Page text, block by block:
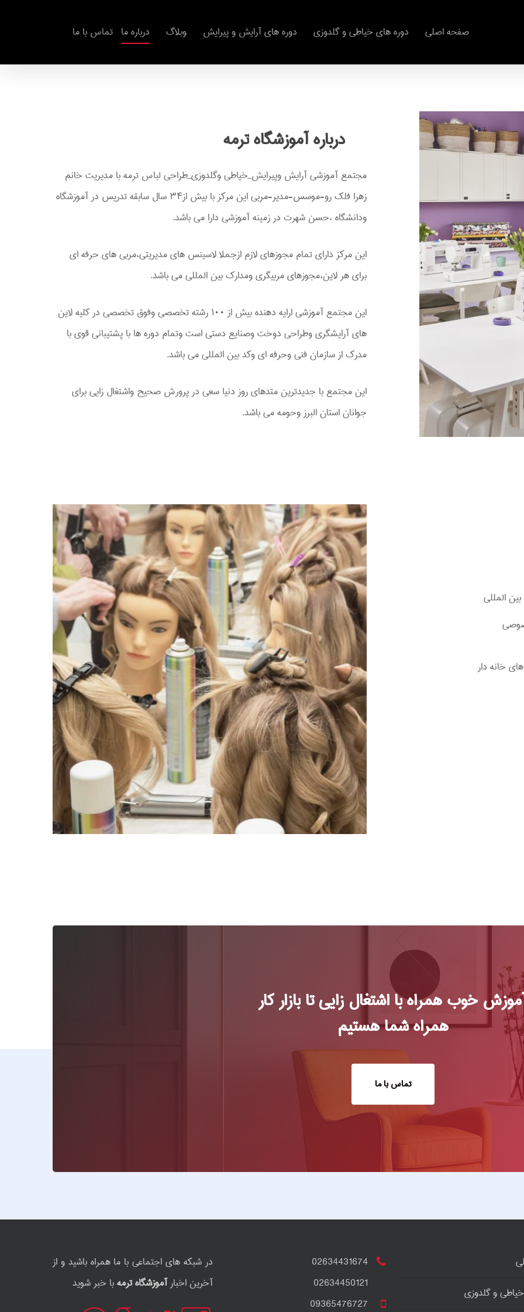
صفحه اصلی دوره های خیاطی و گلدوزی دوره های آرایش و پیرایش وبلاگ درباره ما تماس با ما
دربارهآموزشگاهترمه
مجتمع آموزشی آرایش وپیرایش_خیاطی وگلدوزی_طراحی لباس ترمه با مدیریت خانم
زهرا فلک رو-موسس-مدیر-مربی این مرکز با بیش از۳۴ سال سابقه تدریس در آموزشگاه
ودانشگاه ،حسن شهرت در زمینه آموزشی دارا می باشد.
این مرکز دارای تمام مجوزهای لازم ازجملا لاسینس های مدیریتی،مربی های حرفه ای
برای هر لاین،مجوزهای مربیگری ومدارک بین المللی می باشد.
این مجتمع آموزشی ارایه دهنده بیش از ۱۰۰ رشته تخصصی وفوق تخصصی در کلیه لاین
های آرایشگری وطراحی دوخت وصنایع دستی است وتمام دوره ها با پشتیبانی قوی با
مدرک از سازمان فنی وحرفه ای وکد بین المللی می باشد.
این مجتمع با جدیدترین متدهای روز دنیا سعی در پرورش صحیح واشتغال زایی برای
جوانان استان البرز وحومه می باشد.
المللی
خانه دار
خوبهمراهبااشتغال زایی تابازارکار
همراهشماهستیم
تماس با ما
در شبکه های اجتماعی با ما همراه باشید و از
آخرین اخبارآموزشگاه ترمهبا خبر شوید
02634431674
02634450121
09365476727
و گلدوزی